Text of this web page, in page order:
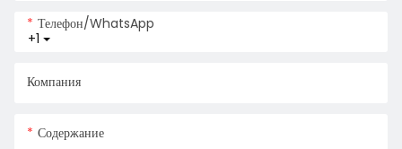
+1
Телефон/WhatsApp
Компания
Содержание